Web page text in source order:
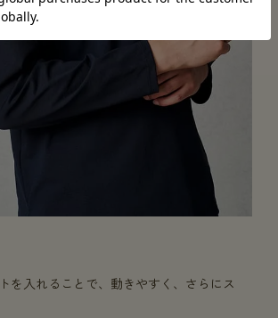
を入れることで、動きやすく、さらにス